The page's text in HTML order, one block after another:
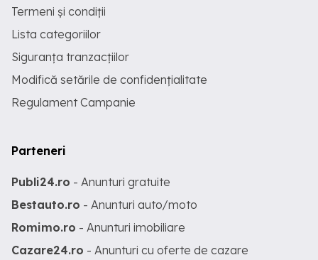
Termeni și condiții
Lista categoriilor
Siguranța tranzacțiilor
Modifică setările de confidențialitate
Regulament Campanie
Parteneri
Publi24.ro - Anunturi gratuite
Bestauto.ro - Anunturi auto/moto
Romimo.ro - Anunturi imobiliare
Cazare24.ro - Anunturi cu oferte de cazare